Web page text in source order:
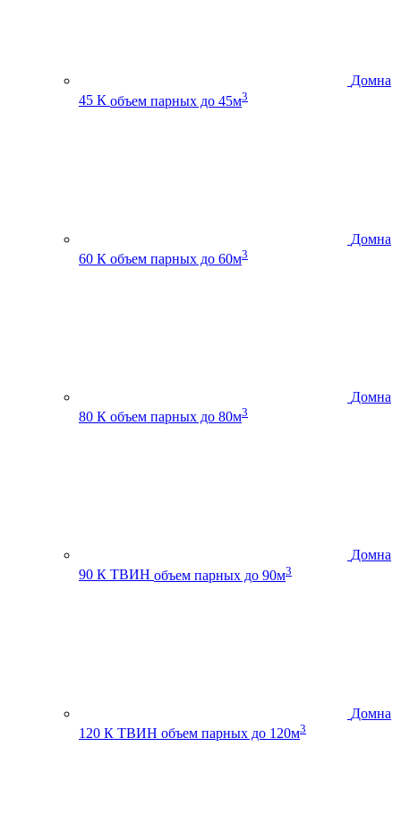
Домна
45 К объем парных до 45м3
Домна
60 К объем парных до 60м3
Домна
80 К объем парных до 80м3
Домна
90 К ТВИН объем парных до 90м3
Домна
120 К ТВИН объем парных до 120м3